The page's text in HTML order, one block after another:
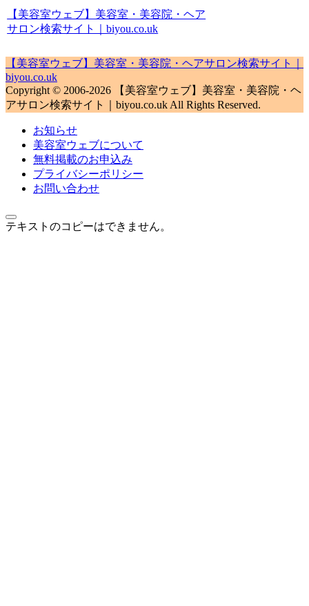
【美容室ウェブ】美容室・美容院・ヘア
サロン検索サイト｜biyou.co.uk
【美容室ウェブ】美容室・美容院・ヘアサロン検索サイト｜
biyou.co.uk
Copyright © 2006-2026 【美容室ウェブ】美容室・美容院・ヘ
アサロン検索サイト｜biyou.co.uk All Rights Reserved.
お知らせ
美容室ウェブについて
無料掲載のお申込み
プライバシーポリシー
お問い合わせ
テキストのコピーはできません。